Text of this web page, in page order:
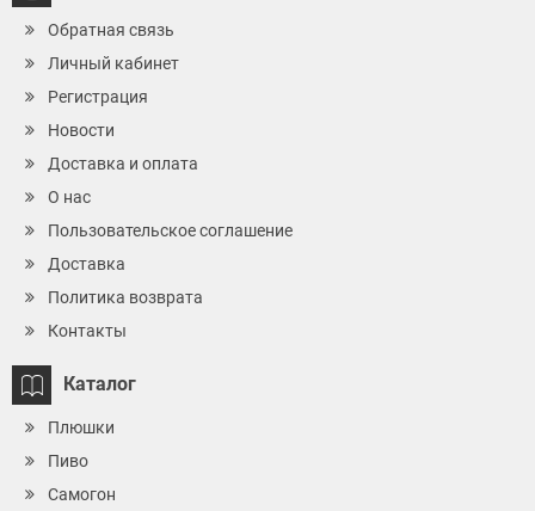
Обратная связь
Личный кабинет
Регистрация
Новости
Доставка и оплата
О нас
Пользовательское соглашение
Доставка
Политика возврата
Контакты
Каталог
Плюшки
Пиво
Самогон